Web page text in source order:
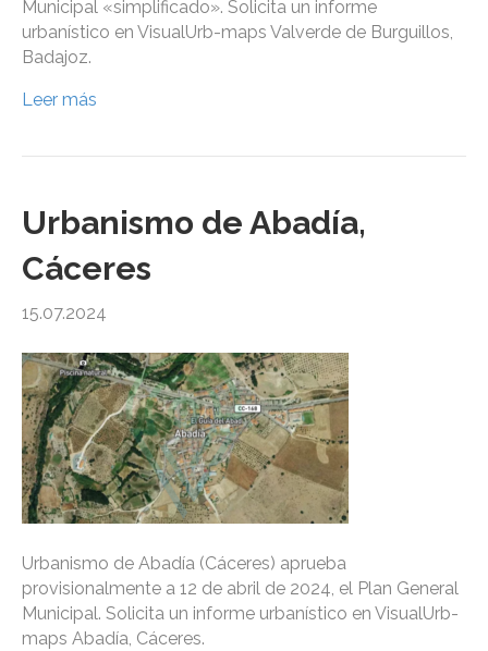
Municipal «simplificado». Solicita un informe
urbanístico en VisualUrb-maps Valverde de Burguillos,
Badajoz.
Leer más
Urbanismo de Abadía,
Cáceres
15.07.2024
Urbanismo de Abadía (Cáceres) aprueba
provisionalmente a 12 de abril de 2024, el Plan General
Municipal. Solicita un informe urbanístico en VisualUrb-
maps Abadía, Cáceres.